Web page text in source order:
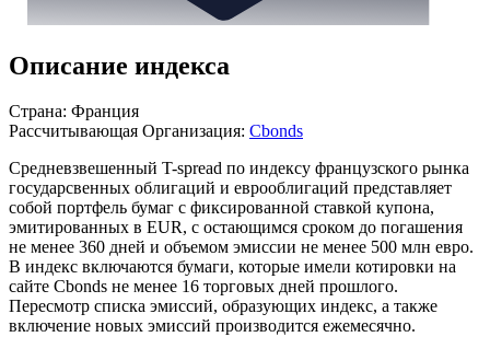
Описание индекса
Страна: Франция
Рассчитывающая Организация: Cbonds
Средневзвешенный T-spread по индексу французского рынка
государсвенных облигаций и еврооблигаций представляет
собой портфель бумаг с фиксированной ставкой купона,
эмитированных в EUR, с остающимся сроком до погашения
не менее 360 дней и объемом эмиссии не менее 500 млн евро.
В индекс включаются бумаги, которые имели котировки на
сайте Cbonds не менее 16 торговых дней прошлого.
Пересмотр списка эмиссий, образующих индекс, а также
включение новых эмиссий производится ежемесячно.